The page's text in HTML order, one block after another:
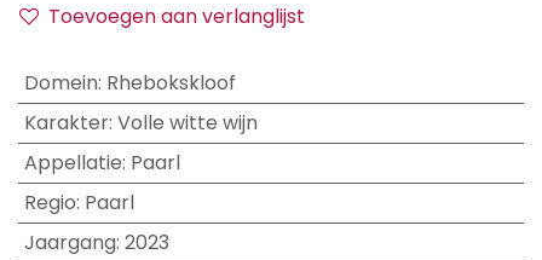
Toevoegen aan verlanglijst
Domein: Rhebokskloof
Karakter: Volle witte wijn
Appellatie: Paarl
Regio: Paarl
Jaargang: 2023